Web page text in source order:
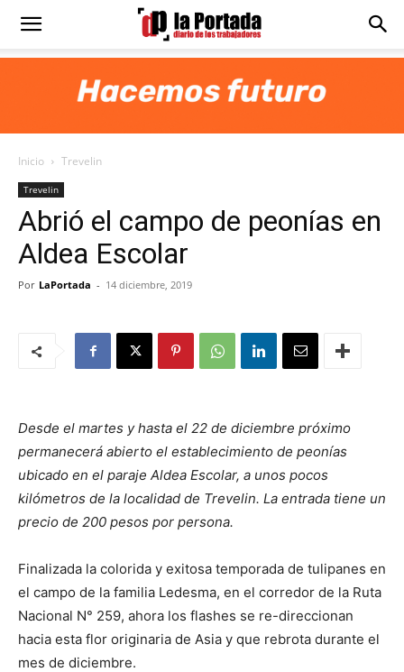
Diario
Portada
Inicio Trevelin
Trevelin
Abrió el campo de peonías en
Aldea Escolar
Por LaPortada - 14 diciembre, 2019
Desde el martes y hasta el 22 de diciembre próximo
permanecerá abierto el establecimiento de peonías
ubicado en el paraje Aldea Escolar, a unos pocos
kilómetros de la localidad de Trevelin. La entrada tiene un
precio de 200 pesos por persona.
Finalizada la colorida y exitosa temporada de tulipanes en
el campo de la familia Ledesma, en el corredor de la Ruta
Nacional N° 259, ahora los flashes se re-direccionan
hacia esta flor originaria de Asia y que rebrota durante el
mes de diciembre.